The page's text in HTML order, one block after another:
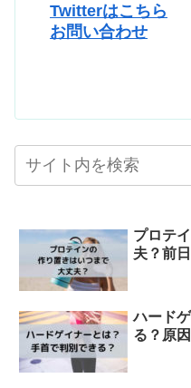
Twitterはこちら
お問い合わせ
プロテ
夫？前
ハード
る？原